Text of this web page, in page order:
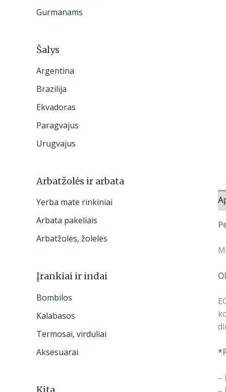
Gurmanams
Šalys
Argentina
Brazilija
Ekvadoras
Paragvajus
Urugvajus
Arbatžolės ir arbata
Yerba mate rinkiniai
Arbata pakeliais
Arbatžolės, žolelės
Įrankiai ir indai
Bombilos
Kalabasos
Termosai, virduliai
Aksesuarai
Kita
–